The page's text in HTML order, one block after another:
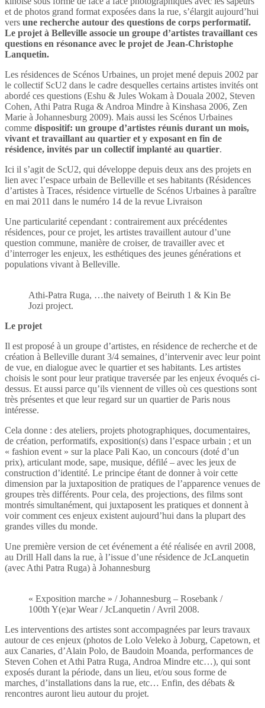
et de photos grand format exposées dans la rue, s’élargit aujourd’hui
vers une recherche autour des questions de corps performatif.
Le projet à Belleville associe un groupe d’artistes travaillant ces
questions en résonance avec le projet de Jean-Christophe
Lanquetin.
Les résidences de Scénos Urbaines, un projet mené depuis 2002 par
le collectif ScU2 dans le cadre desquelles certains artistes invités ont
abordé ces questions (Eshu & Jules Wokam à Douala 2002, Steven
Cohen, Athi Patra Ruga & Androa Mindre à Kinshasa 2006, Zen
Marie à Johannesburg 2009). Mais aussi les Scénos Urbaines
comme dispositif: un groupe d’artistes réunis durant un mois,
vivant et travaillant au quartier et y exposant en fin de
résidence, invités par un collectif implanté au quartier.
Ici il s’agit de ScU2, qui développe depuis deux ans des projets en
lien avec l’espace urbain de Belleville et ses habitants (Résidences
d’artistes à Traces, résidence virtuelle de Scénos Urbaines à paraître
en mai 2011 dans le numéro 14 de la revue Livraison
Une particularité cependant : contrairement aux précédentes
résidences, pour ce projet, les artistes travaillent autour d’une
question commune, manière de croiser, de travailler avec et
d’interroger les enjeux, les esthétiques des jeunes générations et
populations vivant à Belleville.
Athi-Patra Ruga, …the naivety of Beiruth 1 & Kin Be
Jozi project.
Le projet
Il est proposé à un groupe d’artistes, en résidence de recherche et de
création à Belleville durant 3/4 semaines, d’intervenir avec leur point
de vue, en dialogue avec le quartier et ses habitants. Les artistes
choisis le sont pour leur pratique traversée par les enjeux évoqués ci-
dessus. Et aussi parce qu’ils viennent de villes où ces questions sont
très présentes et que leur regard sur un quartier de Paris nous
intéresse.
Cela donne : des ateliers, projets photographiques, documentaires,
de création, performatifs, exposition(s) dans l’espace urbain ; et un
« fashion event » sur la place Pali Kao, un concours (doté d’un
prix), articulant mode, sape, musique, défilé – avec les jeux de
construction d’identité. Le principe étant de donner à voir cette
dimension par la juxtaposition de pratiques de l’apparence venues de
groupes très différents. Pour cela, des projections, des films sont
montrés simultanément, qui juxtaposent les pratiques et donnent à
voir comment ces enjeux existent aujourd’hui dans la plupart des
grandes villes du monde.
Une première version de cet événement a été réalisée en avril 2008,
au Drill Hall dans la rue, à l’issue d’une résidence de JcLanquetin
(avec Athi Patra Ruga) à Johannesburg
« Exposition marche » / Johannesburg – Rosebank /
100th Y(e)ar Wear / JcLanquetin / Avril 2008.
Les interventions des artistes sont accompagnées par leurs travaux
autour de ces enjeux (photos de Lolo Veleko à Joburg, Capetown, et
aux Canaries, d’Alain Polo, de Baudoin Moanda, performances de
Steven Cohen et Athi Patra Ruga, Androa Mindre etc…), qui sont
exposés durant la période, dans un lieu, et/ou sous forme de
marches, d’installations dans la rue, etc… Enfin, des débats &
rencontres auront lieu autour du projet.